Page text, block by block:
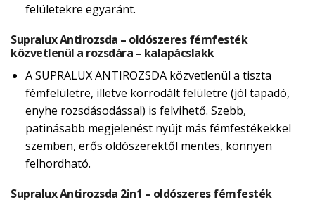
felületekre egyaránt.
Supralux Antirozsda – oldószeres fémfesték
közvetlenül a rozsdára – kalapácslakk
A SUPRALUX ANTIROZSDA közvetlenül a tiszta
fémfelületre, illetve korrodált felületre (jól tapadó,
enyhe rozsdásodással) is felvihető. Szebb,
patinásabb megjelenést nyújt más fémfestékekkel
szemben, erős oldószerektől mentes, könnyen
felhordható.
Supralux Antirozsda 2in1 – oldószeres fémfesték